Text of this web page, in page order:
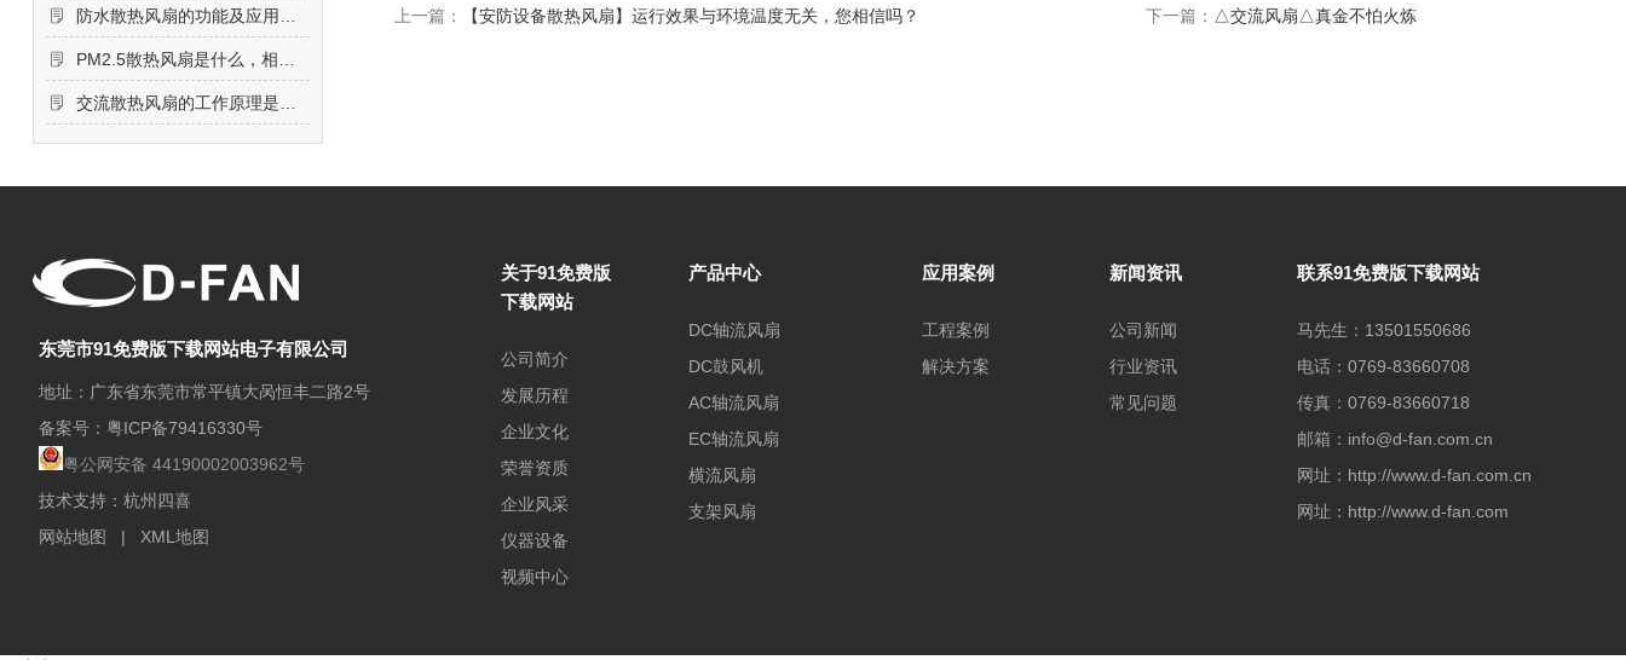
防水散热风扇的功能及应用环境
PM2.5散热风扇是什么，相关知识点介绍
交流散热风扇的工作原理是怎样的
上一篇： 【安防设备散热风扇】运行效果与环境温度无关，您相信吗？ 下一篇： △交流风扇△真金不怕火炼
东莞市91免费版下载网站电子有限公司
地址：广东省东莞市常平镇大呙恒丰二路2号
备案号： 粤ICP备79416330号
粤公网安备 44190002003962号
技术支持：杭州四喜
网站地图
| XML地图
关于91免费版
下载网站
公司简介
发展历程
企业文化
荣誉资质
企业风采
仪器设备
视频中心
产品中心
DC轴流风扇
DC鼓风机
AC轴流风扇
EC轴流风扇
横流风扇
支架风扇
应用案例
工程案例
解决方案
新闻资讯
公司新闻
行业资讯
常见问题
联系91免费版下载网站
马先生：13501550686
电话：0769-83660708
传真：0769-83660718
邮箱：info@d-fan.com.cn
网址：http://www.d-fan.com.cn
网址：http://www.d-fan.com